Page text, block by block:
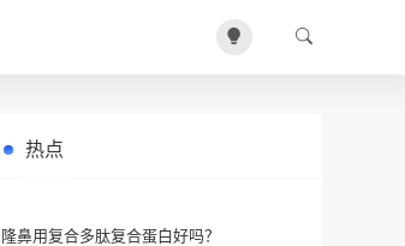
热点
隆鼻用复合多肽复合蛋白好吗？